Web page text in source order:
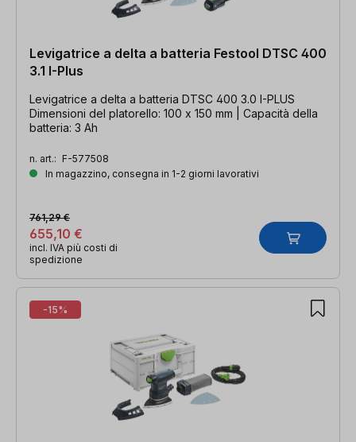
Levigatrice a delta a batteria Festool DTSC 400
3.1 I-Plus
Levigatrice a delta a batteria DTSC 400 3.0 I-PLUS
Dimensioni del platorello: 100 x 150 mm | Capacità della
batteria: 3 Ah
n. art.: F-577508
In magazzino, consegna in 1-2 giorni lavorativi
655,10 €
761,29 €
incl. IVA più costi di
spedizione
-15%